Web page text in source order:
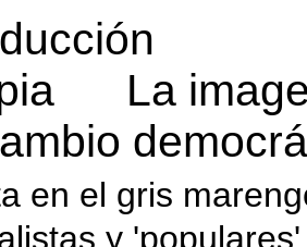
La
en el gris
y